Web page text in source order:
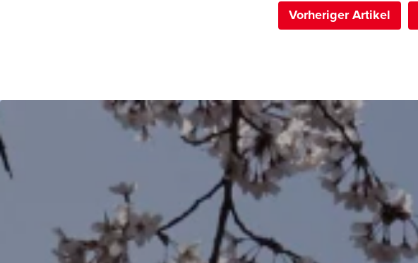
Vorheriger Artikel